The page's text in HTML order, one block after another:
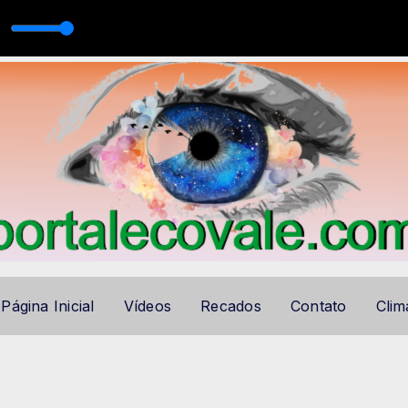
ECOVALE HITS com ECOVALE AUTO DJ
- Controle Remoto
Página Inicial Vídeos Recados Contato